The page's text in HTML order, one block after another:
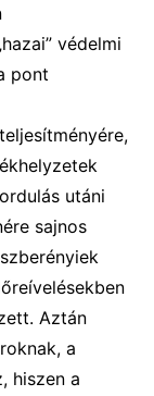
védelmi
pont
utáni
sajnos
Aztán
a
hiszen a